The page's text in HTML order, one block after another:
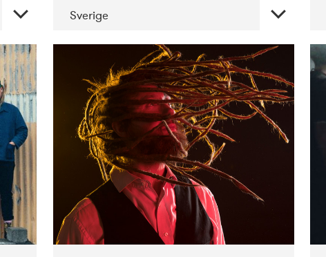
Sverige
DATE
CONCERTS
02-2019
Huset i
Hasserisgade